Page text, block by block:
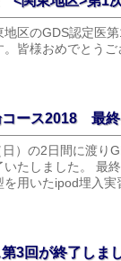
区のGDS認定医
皆様おめでとうご
コース2018 最
）の2日間に渡り
たしました。 最
用いたipod埋入実
3回が終了しま